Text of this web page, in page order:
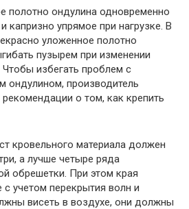
полотно ондулина одновременно
капризно упрямое при нагрузке. В
уложенное полотно
пузырем при изменении
Чтобы избегать проблем с
ондулином, производитель
о том, как крепить
кровельного материала должен
а лучше четыре ряда
обрешетки. При этом края
учетом перекрытия волн и
висеть в воздухе, они должны